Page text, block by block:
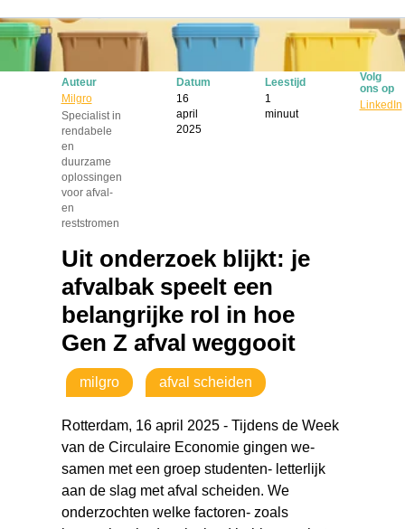
Auteur
Milgro
Specialist in
rendabele
en
duurzame
oplossingen
voor afval-
en
reststromen
Datum
16
april
2025
Leestijd
1
minuut
Volg
ons op
LinkedIn
Uit onderzoek blijkt: je
afvalbak speelt een
belangrijke rol in hoe
Gen Z afval weggooit
milgro afval scheiden
Rotterdam, 16 april 2025 - Tijdens de Week
van de Circulaire Economie gingen we-
samen met een groep studenten- letterlijk
aan de slag met afval scheiden. We
onderzochten welke factoren- zoals